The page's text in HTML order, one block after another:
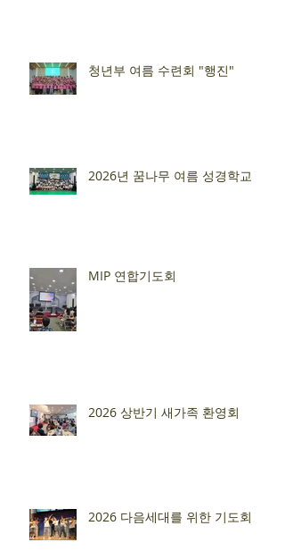
청년부 여름 수련회 "행진"
2026년 꿈나무 여름 성경학교
MIP 연합기도회
2026 상반기 새가족 환영회
2026 다음세대를 위한 기도회